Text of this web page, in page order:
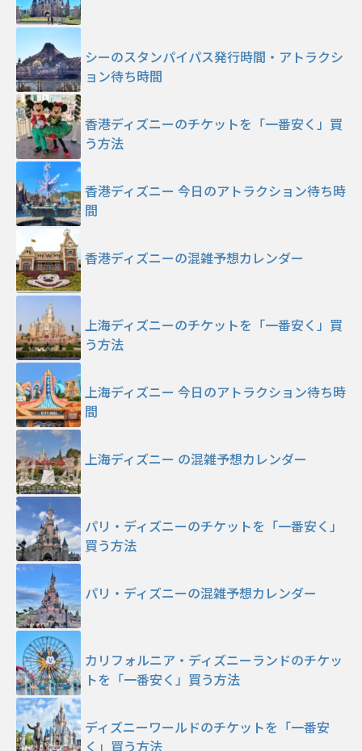
シーのスタンパイパス発行時間・アトラクシ
ョン待ち時間
香港ディズニーのチケットを「一番安く」買
う方法
香港ディズニー 今日のアトラクション待ち時
間
香港ディズニーの混雑予想カレンダー
上海ディズニーのチケットを「一番安く」買
う方法
上海ディズニー 今日のアトラクション待ち時
間
上海ディズニー の混雑予想カレンダー
パリ・ディズニーのチケットを「一番安く」
買う方法
パリ・ディズニーの混雑予想カレンダー
カリフォルニア・ディズニーランドのチケッ
トを「一番安く」買う方法
ディズニーワールドのチケットを「一番安
く」買う方法